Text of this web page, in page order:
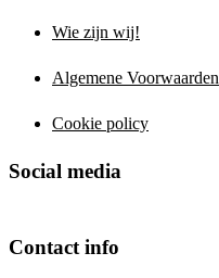
Wie zijn wij!
Algemene Voorwaarden
Cookie policy
Social media
Contact info